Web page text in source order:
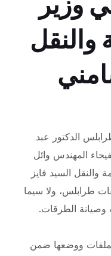
والنقل
الدكتور عبد
المهندس وائل
والنقل السيد فايز
طرابلس، ولا سيما
وصيانة الطرقات.
ووضعها ضمن